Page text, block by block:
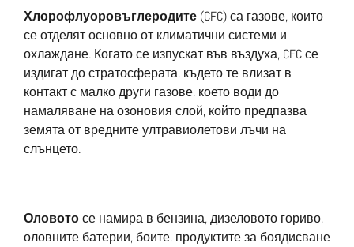
Хлорофлуоровъглеродите (CFC) са газове, които
се отделят основно от климатични системи и
охлаждане. Когато се изпускат във въздуха, CFC се
издигат до стратосферата, където те влизат в
контакт с малко други газове, което води до
намаляване на озоновия слой, който предпазва
земята от вредните ултравиолетови лъчи на
слънцето.
Оловотосе намира в бензина, дизеловото гориво,
оловните батерии, боите, продуктите за боядисване